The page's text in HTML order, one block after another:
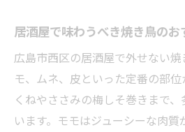
焼き鳥と共に楽しむ広
広島の味を堪能できる
広島市西区の夜を彩る
居酒屋の定番焼き鳥と広島
み合わせ
居酒屋で味わうべき焼き鳥のお
広島市西区の居酒屋で外せない
モ、ムネ、皮といった定番の部
くねやささみの梅しそ巻きまで
います。モモはジューシーな肉